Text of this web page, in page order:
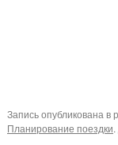
Запись опубликована в
Планирование поездки